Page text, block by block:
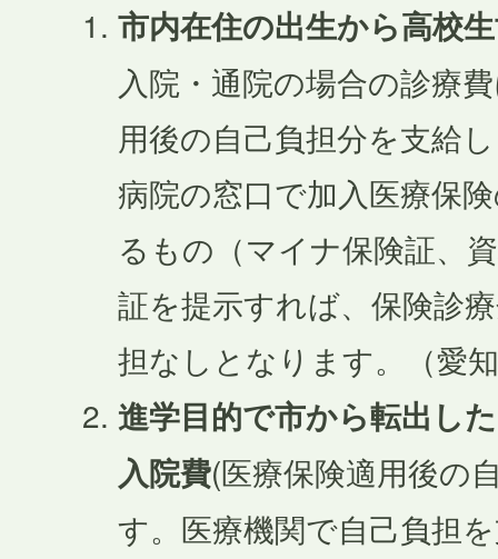
市内在住の出生から高校
入院・通院の場合の診療
用後の自己負担分を支給
病院の窓口で加入医療保
るもの（マイナ保険証、
証を提示すれば、保険診
担なしとなります。（愛
進学目的で市から転出し
入院費(医療保険適用後の
す。医療機関で自己負担